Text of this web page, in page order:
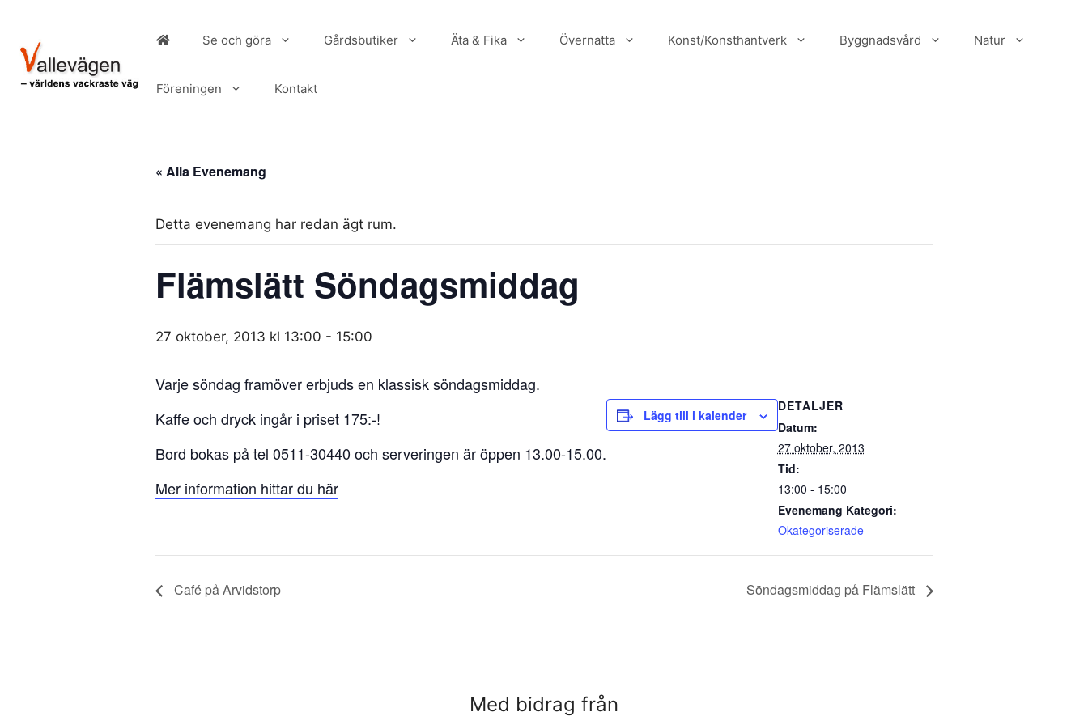
innehåll
Se och göra Gårdsbutiker Äta & Fika Övernatta Konst/Konsthantverk Byggnadsvård Natur
Föreningen Kontakt
« Alla Evenemang
Detta evenemang har redan ägt rum.
Flämslätt Söndagsmiddag
27 oktober, 2013 kl 13:00 - 15:00
Varje söndag framöver erbjuds en klassisk söndagsmiddag.
Kaffe och dryck ingår i priset 175:-!
Bord bokas på tel 0511-30440 och serveringen är öppen 13.00-15.00.
Mer information hittar du här
Lägg till i kalender
DETALJER
Datum:
27 oktober, 2013
Tid:
13:00 - 15:00
Evenemang Kategori:
Okategoriserade
Café på Arvidstorp Söndagsmiddag på Flämslätt
Med bidrag från